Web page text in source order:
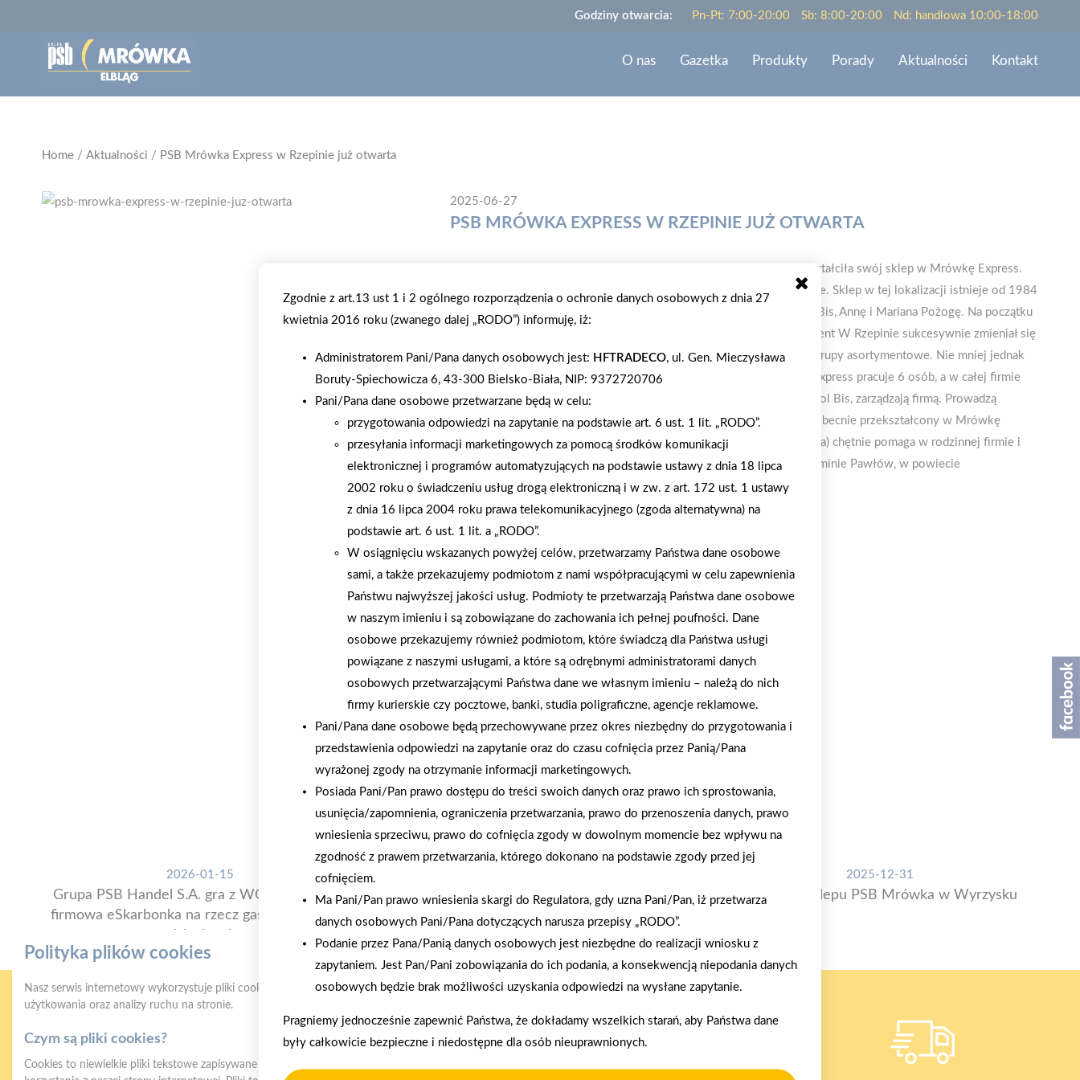
Godziny otwarcia: Pn-Pt: 7:00-20:00 Sb: 8:00-20:00 Nd: handlowa 10:00-18:00
O nas Gazetka Produkty Porady Aktualności Kontakt
Home / Aktualności / PSB Mrówka Express w Rzepinie już otwarta
2025-06-27
PSB MRÓWKA EXPRESS W RZEPINIE JUŻ OTWARTA
W piątek 27.06.25 w Rzepinie Pierwszym firma Polbudrol Bis przekształciła swój sklep w Mrówkę Express.
Jest to pierwsza Mrówka Express w woj. świętokrzyskim, a 8 w Polsce. Sklep w tej lokalizacji istnieje od 1984
r, prowadzony wcześniej przez rodziców i założycieli firmy Polbudrol Bis, Annę i Mariana Pożogę. Na początku
działalności głównym asortymentem do sprzedaży były nawozy i cement W Rzepinie sukcesywnie zmieniał się
wygląd obiektu i asortyment, z roku na rok wprowadzane były nowe grupy asortymentowe. Nie mniej jednak
cały czas są obsługiwani klienci detaliczni i wykonawcy. W Mrówce Express pracuje 6 osób, a w całej firmie
ponad 50. Obecnie synowie Wojciech i Grzegorz, Sukcesorzy Polbudrol Bis, zarządzają firmą. Prowadzą
Mrówkę i Profi w Starachowicach, oraz do tej pory skład w Rzepinie, obecnie przekształcony w Mrówkę
Express. Cieszy fakt, że trzecie pokolenie Karol Pożoga (syn Wojciecha) chętnie pomaga w rodzinnej firmie i
angażuje się w jej prowadzenie. Rzepin I - miejscowość położona w gminie Pawłów, w powiecie
starachowickim, w woj. świętokrzyskim.
AKTUALNOŚCI
2026-01-15
Grupa PSB Handel S.A. gra z WOŚP. Powstała
firmowa eSkarbonka na rzecz gastroenterologii
Zacisze S.A. dołącza do Grupy PSB. Sieć kończy
rok strategicznym otwarciem po rebrandingu
2025-12-31
Otwarcie sklepu PSB Mrówka w Wyrzysku
Zgodnie z art.13 ust 1 i 2 ogólnego rozporządzenia o ochronie danych osobowych z dnia 27
kwietnia 2016 roku (zwanego dalej „RODO”) informuję, iż:
Administratorem Pani/Pana danych osobowych jest: HFTRADECO, ul. Gen. Mieczysława
Boruty-Spiechowicza 6, 43-300 Bielsko-Biała, NIP: 9372720706
Pani/Pana dane osobowe przetwarzane będą w celu:
przygotowania odpowiedzi na zapytanie na podstawie art. 6 ust. 1 lit. „RODO”.
przesyłania informacji marketingowych za pomocą środków komunikacji
elektronicznej i programów automatyzujących na podstawie ustawy z dnia 18 lipca
2002 roku o świadczeniu usług drogą elektroniczną i w zw. z art. 172 ust. 1 ustawy
z dnia 16 lipca 2004 roku prawa telekomunikacyjnego (zgoda alternatywna) na
podstawie art. 6 ust. 1 lit. a „RODO”.
W osiągnięciu wskazanych powyżej celów, przetwarzamy Państwa dane osobowe
sami, a także przekazujemy podmiotom z nami współpracującymi w celu zapewnienia
Państwu najwyższej jakości usług. Podmioty te przetwarzają Państwa dane osobowe
w naszym imieniu i są zobowiązane do zachowania ich pełnej poufności. Dane
osobowe przekazujemy również podmiotom, które świadczą dla Państwa usługi
powiązane z naszymi usługami, a które są odrębnymi administratorami danych
osobowych przetwarzającymi Państwa dane we własnym imieniu – należą do nich
firmy kurierskie czy pocztowe, banki, studia poligraficzne, agencje reklamowe.
Pani/Pana dane osobowe będą przechowywane przez okres niezbędny do przygotowania i
przedstawienia odpowiedzi na zapytanie oraz do czasu cofnięcia przez Panią/Pana
wyrażonej zgody na otrzymanie informacji marketingowych.
Posiada Pani/Pan prawo dostępu do treści swoich danych oraz prawo ich sprostowania,
usunięcia/zapomnienia, ograniczenia przetwarzania, prawo do przenoszenia danych, prawo
wniesienia sprzeciwu, prawo do cofnięcia zgody w dowolnym momencie bez wpływu na
zgodność z prawem przetwarzania, którego dokonano na podstawie zgody przed jej
cofnięciem.
Ma Pani/Pan prawo wniesienia skargi do Regulatora, gdy uzna Pani/Pan, iż przetwarza
danych osobowych Pani/Pana dotyczących narusza przepisy „RODO”.
Podanie przez Pana/Panią danych osobowych jest niezbędne do realizacji wniosku z
zapytaniem. Jest Pan/Pani zobowiązania do ich podania, a konsekwencją niepodania danych
osobowych będzie brak możliwości uzyskania odpowiedzi na wysłane zapytanie.
Pragniemy jednocześnie zapewnić Państwa, że dokładamy wszelkich starań, aby Państwa dane
były całkowicie bezpieczne i niedostępne dla osób nieuprawnionych.
Polityka plików cookies
Nasz serwis internetowy wykorzystuje pliki cookies w celu zapewnienia prawidłowego działania strony, poprawy komfortu
użytkowania oraz analizy ruchu na stronie.
Czym są pliki cookies?
Cookies to niewielkie pliki tekstowe zapisywane na urządzeniu użytkownika (komputerze, tablecie, smartfonie) podczas